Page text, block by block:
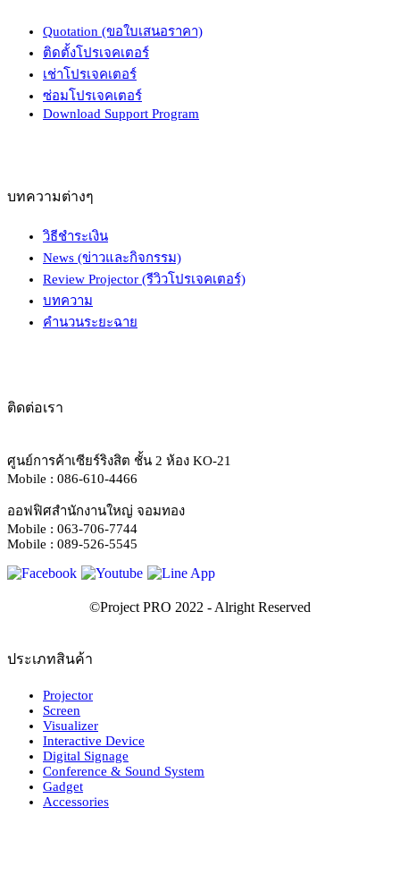
Quotation (ขอใบเสนอราคา)
ติดตั้งโปรเจคเตอร์
เช่าโปรเจคเตอร์
ซ่อมโปรเจคเตอร์
Download Support Program
บทความต่างๆ
วิธีชำระเงิน
News (ข่าวและกิจกรรม)
Review Projector (รีวิวโปรเจคเตอร์)
บทความ
คำนวนระยะฉาย
ติดต่อเรา
ศูนย์การค้าเซียร์ริงสิต ชั้น 2 ห้อง KO-21
Mobile : 086-610-4466
ออฟฟิศสำนักงานใหญ่ จอมทอง
Mobile : 063-706-7744
Mobile : 089-526-5545
ประเภทสินค้า
Projector
Screen
Visualizer
Interactive Device
Digital Signage
Conference & Sound System
Gadget
Accessories